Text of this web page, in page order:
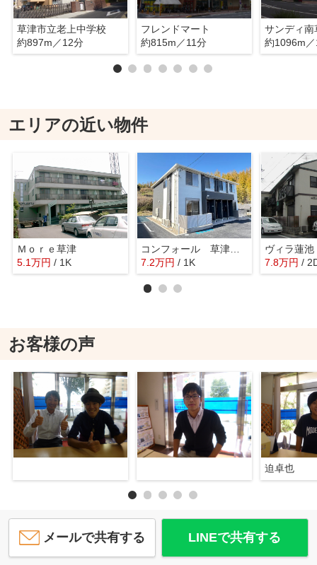
草津市立老上中学校
約897m／12分
フレンドマート
約815m／11分
サンディ南
約1096m
エリアの近い物件
Ｍｏｒｅ草津
5.1万円 / 1K
コンフォール 草津野村
7.2万円 / 1K
ヴィラ蓮池
7.8万円 /
お客様の声
迫卓也
メールで共有する LINEで共有する